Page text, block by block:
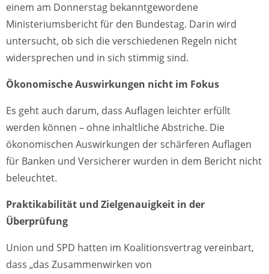
einem am Donnerstag bekanntgewordene
Ministeriumsbericht für den Bundestag. Darin wird
untersucht, ob sich die verschiedenen Regeln nicht
widersprechen und in sich stimmig sind.
Ökonomische Auswirkungen nicht im Fokus
Es geht auch darum, dass Auflagen leichter erfüllt
werden können – ohne inhaltliche Abstriche. Die
ökonomischen Auswirkungen der schärferen Auflagen
für Banken und Versicherer wurden in dem Bericht nicht
beleuchtet.
Praktikabilität und Zielgenauigkeit in der
Überprüfung
Union und SPD hatten im Koalitionsvertrag vereinbart,
dass „das Zusammenwirken von